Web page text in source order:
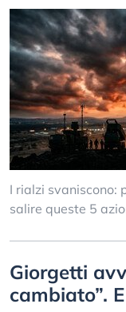
I rialzi svaniscono:
salire queste 5
Giorgetti
cambiato”.